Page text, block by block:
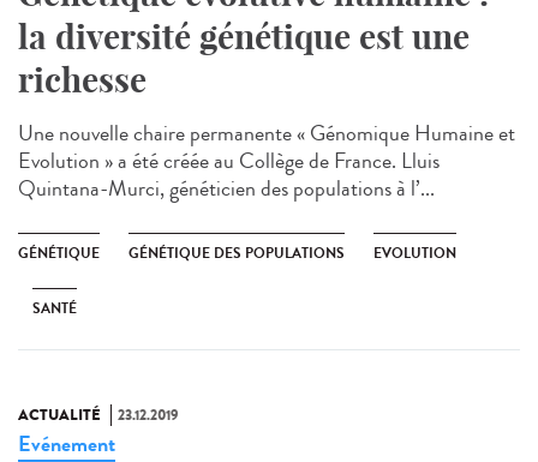
la diversité génétique est une
richesse
Une nouvelle chaire permanente « Génomique Humaine et
Evolution » a été créée au Collège de France. Lluis
Quintana-Murci, généticien des populations à l’...
GÉNÉTIQUE GÉNÉTIQUE DES POPULATIONS EVOLUTION
SANTÉ
ACTUALITÉ 23.12.2019
Evénement